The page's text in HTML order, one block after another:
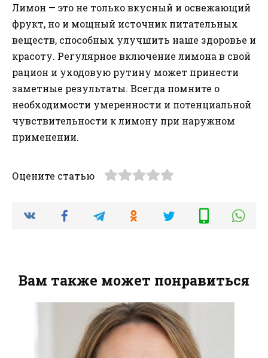
Лимон — это не только вкусный и освежающий
фрукт, но и мощный источник питательных
веществ, способных улучшить наше здоровье и
красоту. Регулярное включение лимона в свой
рацион и уходовую рутину может принести
заметные результаты. Всегда помните о
необходимости умеренности и потенциальной
чувствительности к лимону при наружном
применении.
Оцените статью
Вам также может понравиться